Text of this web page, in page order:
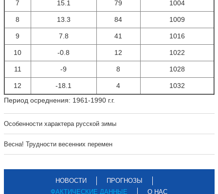
7 15.1 79 1004
8 13.3 84 1009
9 7.8 41 1016
10 -0.8 12 1022
11 -9 8 1028
12 -18.1 4
1032
Период осреднения: 1961-1990 г.г.
Особенности характера русской зимы
Весна! Трудности весенних перемен
НОВОСТИ
ПРОГНОЗЫ
ФАКТИЧЕСКИЕ ДАННЫЕ
О НАС